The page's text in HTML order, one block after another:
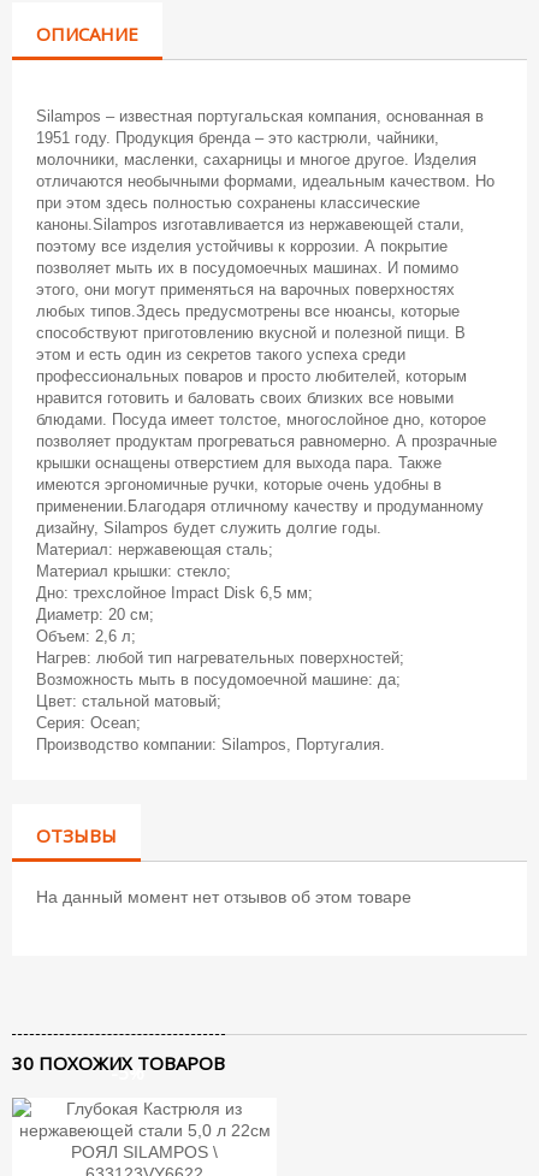
ОПИСАНИЕ
Silampos – известная португальская компания, основанная в
1951 году. Продукция бренда – это кастрюли, чайники,
молочники, масленки, сахарницы и многое другое. Изделия
отличаются необычными формами, идеальным качеством. Но
при этом здесь полностью сохранены классические
каноны.Silampos изготавливается из нержавеющей стали,
поэтому все изделия устойчивы к коррозии. А покрытие
позволяет мыть их в посудомоечных машинах. И помимо
этого, они могут применяться на варочных поверхностях
любых типов.Здесь предусмотрены все нюансы, которые
способствуют приготовлению вкусной и полезной пищи. В
этом и есть один из секретов такого успеха среди
профессиональных поваров и просто любителей, которым
нравится готовить и баловать своих близких все новыми
блюдами. Посуда имеет толстое, многослойное дно, которое
позволяет продуктам прогреваться равномерно. А прозрачные
крышки оснащены отверстием для выхода пара. Также
имеются эргономичные ручки, которые очень удобны в
применении.Благодаря отличному качеству и продуманному
дизайну, Silampos будет служить долгие годы.
Материал: нержавеющая сталь;
Материал крышки: стекло;
Дно: трехслойное Impact Disk 6,5 мм;
Диаметр: 20 см;
Объем: 2,6 л;
Нагрев: любой тип нагревательных поверхностей;
Возможность мыть в посудомоечной машине: да;
Цвет: стальной матовый;
Серия: Ocean;
Производство компании: Silampos, Португалия.
ОТЗЫВЫ
На данный момент нет отзывов об этом товаре
30 ПОХОЖИХ ТОВАРОВ
-5%